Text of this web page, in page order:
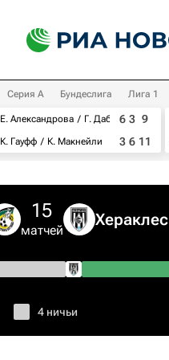
Серия А Бундеслига Лига 1
Е. Александрова
Г. Дабровски
К. Гауфф
К. Макнейли
6 3 9
3 6 11
15
матчей
Хераклес
4 ничьи